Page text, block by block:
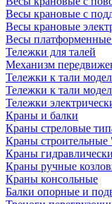
Весы крановые с
Весы крановые
Весы
Тележки для талей
Механизм
Тележки к тали
Тележки к тали
Тележки
Краны и балки
Краны стреловые
Краны
Краны
Краны ручные
Краны консольные
Балки опорные и